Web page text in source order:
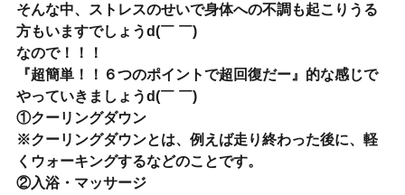
そんな中、ストレスのせいで身体への不調も起こりうる
方もいますでしょうd(￣ ￣)
なので！！！
『超簡単！！６つのポイントで超回復だー』的な感じで
やっていきましょうd(￣ ￣)
①クーリングダウン
※クーリングダウンとは、例えば走り終わった後に、軽
くウォーキングするなどのことです。
②入浴・マッサージ